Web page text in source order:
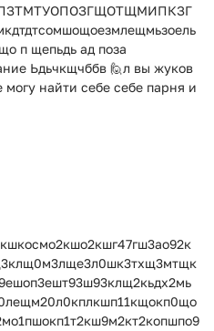
п щепьдь ад поза
Ьдьчкщчббв 🙋л вы жуков
найти себе себе парня и